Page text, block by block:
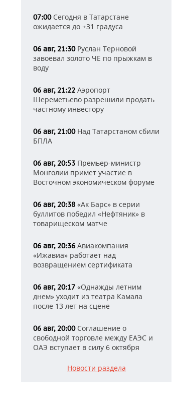
07:00Сегодня в Татарстане
ожидается до +31 градуса
06 авг, 21:30Руслан Терновой
завоевал золото ЧЕ по прыжкам в
воду
06 авг, 21:22 Аэропорт
Шереметьево разрешили продать
частному инвестору
06 авг, 21:00Над Татарстаном сбили
БПЛА
06 авг, 20:53 Премьер-министр
Монголии примет участие в
Восточном экономическом форуме
06 авг, 20:38 «Ак Барс» в серии
буллитов победил «Нефтяник» в
товарищеском матче
06 авг, 20:36 Авиакомпания
«Ижавиа» работает над
возвращением сертификата
06 авг, 20:17 «Однажды летним
днем» уходит из театра Камала
после 13 лет на сцене
06 авг, 20:00Соглашение о
свободной торговле между ЕАЭС и
ОАЭ вступает в силу 6 октября
Новости раздела